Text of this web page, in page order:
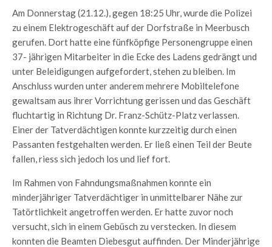
Am Donnerstag (21.12.), gegen 18:25 Uhr, wurde die Polizei
zu einem Elektrogeschäft auf der Dorfstraße in Meerbusch
gerufen. Dort hatte eine fünfköpfige Personengruppe einen
37- jährigen Mitarbeiter in die Ecke des Ladens gedrängt und
unter Beleidigungen aufgefordert, stehen zu bleiben. Im
Anschluss wurden unter anderem mehrere Mobiltelefone
gewaltsam aus ihrer Vorrichtung gerissen und das Geschäft
fluchtartig in Richtung Dr. Franz-Schütz-Platz verlassen.
Einer der Tatverdächtigen konnte kurzzeitig durch einen
Passanten festgehalten werden. Er ließ einen Teil der Beute
fallen, riess sich jedoch los und lief fort.
Im Rahmen von Fahndungsmaßnahmen konnte ein
minderjähriger Tatverdächtiger in unmittelbarer Nähe zur
Tatörtlichkeit angetroffen werden. Er hatte zuvor noch
versucht, sich in einem Gebüsch zu verstecken. In diesem
konnten die Beamten Diebesgut auffinden. Der Minderjährige